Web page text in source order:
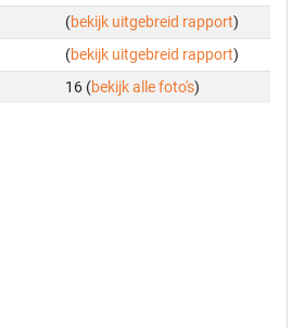
(bekijk uitgebreid rapport)
(bekijk uitgebreid rapport)
16 (bekijk alle foto's)